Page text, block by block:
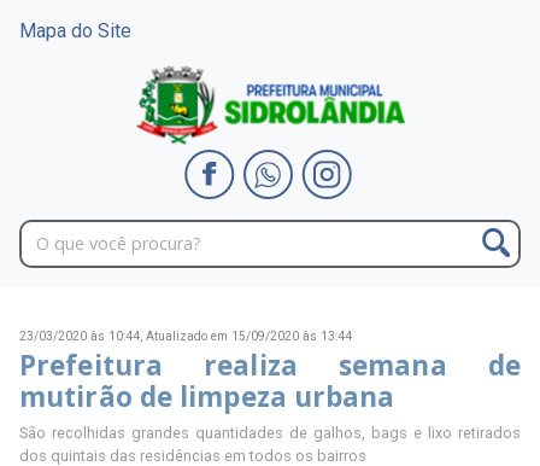
Mapa do Site
23/03/2020 às 10:44, Atualizado em 15/09/2020 às 13:44
Prefeitura realiza semana de
mutirão de limpeza urbana
São recolhidas grandes quantidades de galhos, bags e lixo retirados
dos quintais das residências em todos os bairros